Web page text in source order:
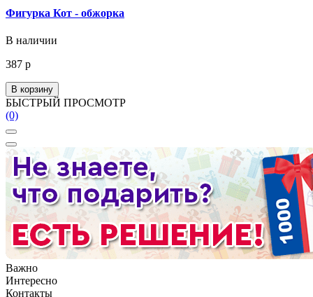
Фигурка Кот - обжорка
В наличии
387 р
В корзину
БЫСТРЫЙ ПРОСМОТР
(0)
Важно
Интересно
Контакты